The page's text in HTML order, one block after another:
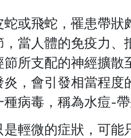
或飛蛇，罹患帶
當人體的免疫力、
所支配的神經擴
，會引發相當程度
病毒，稱為水痘-帶
輕微的症狀，可